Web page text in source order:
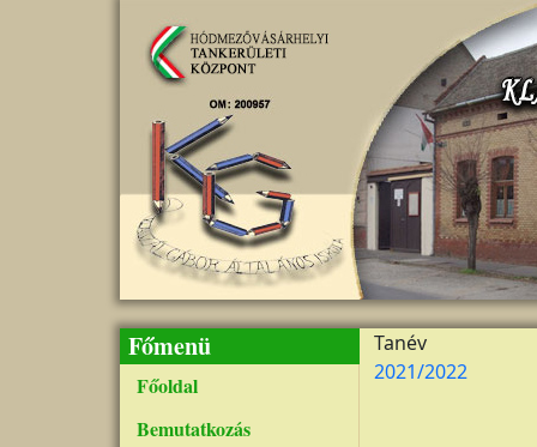
Főmenü
Főoldal
Bemutatkozás
Tanév
2021/2022